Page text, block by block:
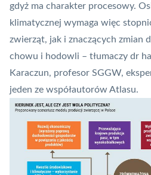
gdyż ma charakter procesowy.
klimatycznej wymaga więc
zwierząt, jak i znaczących zmian
chowu i hodowli – tłumaczy dr
Karaczun, profesor SGGW,
jeden ze współautorów Atlasu.